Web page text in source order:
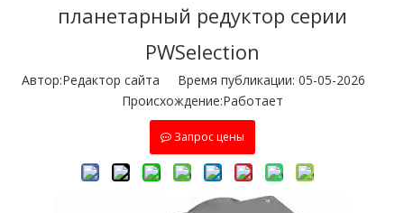
планетарный редуктор серии
PWSelection
Автор:Pедактор сайта Время публикации: 05-05-2026
Происхождение:Работает
Запрос цены